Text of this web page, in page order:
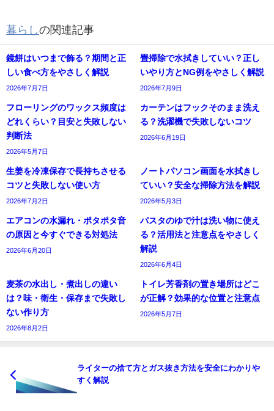
暮らしの関連記事
鏡餅はいつまで飾る？期間と正
しい食べ方をやさしく解説
2026年7月7日
畳掃除で水拭きしていい？正し
いやり方とNG例をやさしく解説
2026年7月9日
フローリングのワックス頻度は
どれくらい？目安と失敗しない
判断法
2026年5月7日
カーテンはフックそのまま洗え
る？洗濯機で失敗しないコツ
2026年6月19日
生姜を冷凍保存で長持ちさせる
コツと失敗しない使い方
2026年7月2日
ノートパソコン画面を水拭きし
ていい？安全な掃除方法を解説
2026年5月3日
エアコンの水漏れ・ポタポタ音
の原因と今すぐできる対処法
2026年6月20日
パスタのゆで汁は洗い物に使え
る？活用法と注意点をやさしく
解説
2026年6月4日
麦茶の水出し・煮出しの違い
は？味・衛生・保存まで失敗し
ない作り方
2026年8月2日
トイレ芳香剤の置き場所はどこ
が正解？効果的な位置と注意点
2026年5月7日
ライターの捨て方とガス抜き方法を安全にわかりや
すく解説